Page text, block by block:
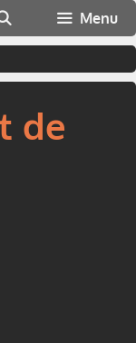
Menu
de